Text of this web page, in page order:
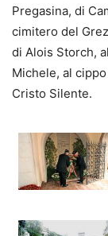
Pregasina, di
cimitero del
di Alois Storch,
Michele, al cippo
Cristo Silente.